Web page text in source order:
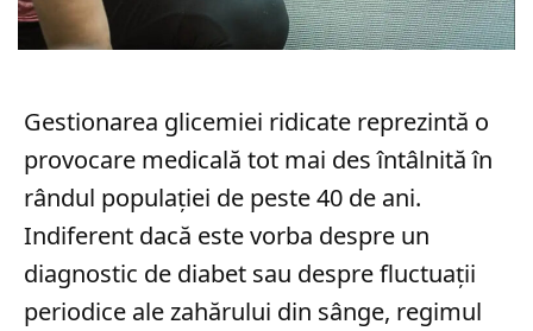
Gestionarea glicemiei ridicate reprezintă o
provocare medicală tot mai des întâlnită în
rândul populației de peste 40 de ani.
Indiferent dacă este vorba despre un
diagnostic de diabet sau despre fluctuații
periodice ale zahărului din sânge, regimul